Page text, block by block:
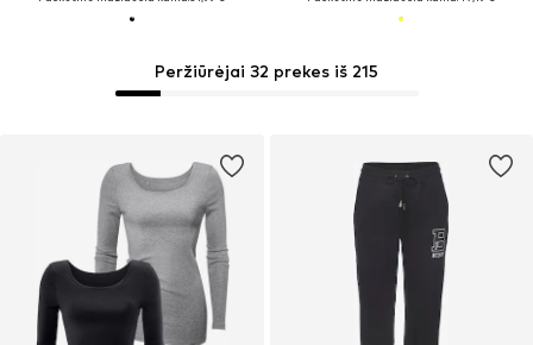
Peržiūrėjai 32 prekes iš 215